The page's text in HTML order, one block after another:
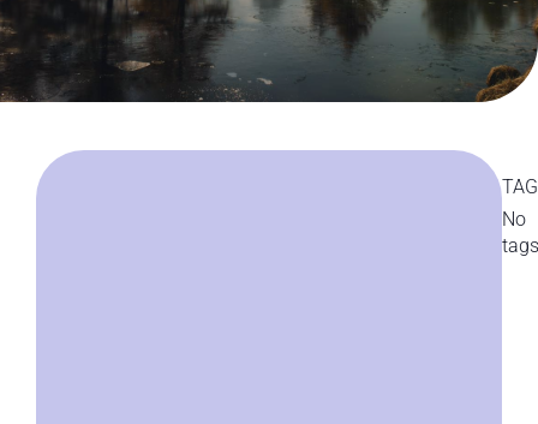
No
tags